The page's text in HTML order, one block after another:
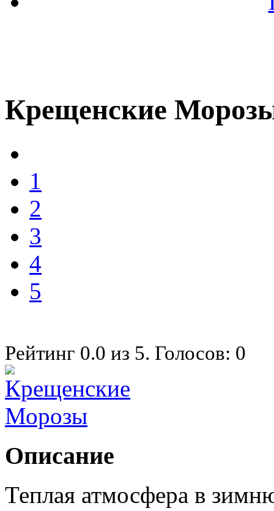
Крещенские
1
2
3
4
5
Рейтинг 0.0 из 5. Голосов: 0
Описание
Теплая атмосфера в